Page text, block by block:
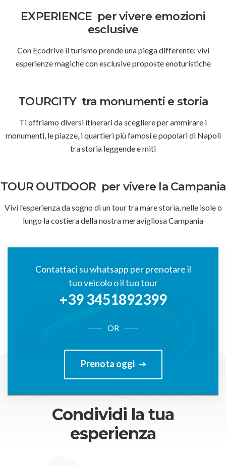
EXPERIENCE per vivere emozioni
esclusive
Con Ecodrive il turismo prende una piega differente: vivi
esperienze magiche con esclusive proposte enoturistiche
TOURCITY tra monumenti e storia
Ti offriamo diversi itinerari da scegliere per ammirare i
monumenti, le piazze, i quartieri più famosi e popolari di Napoli
tra storia leggende e miti
TOUR OUTDOOR per vivere la Campania
Vivi l’esperienza da sogno di un tour tra mare storia, nelle isole o
lungo la costiera della nostra meravigliosa Campania
Contattaci su whatsapp per prenotare il
tuo veicolo o il tuo tour
+39 3451892399
OR
Prenota oggi
Condividi la tua
esperienza